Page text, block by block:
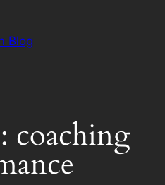
Blog
coaching